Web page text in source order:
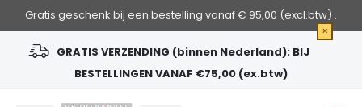
Gratis geschenk bij een bestelling vanaf € 95,00 (excl.btw) .
×
GRATIS VERZENDING (binnen Nederland): BIJ
BESTELLINGEN VANAF €75,00 (ex.btw)